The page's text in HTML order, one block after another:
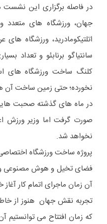
در فاصله برگزاری این
جهان، ورزشگاه های متعدد
اتلتیکومادرید، ورزشگاه
سانتیاگو برنابئو و تعداد
کلنگ ساخت ورزشگاه های
نخورده؛ حتی زمین ساخت
در ماه های گذشته صحبت
صورت گرفت اما وزیر ورزش
نخواهد شد.
پروژه ساخت ورزشگاه
فضای تخیل و هوش مصنوعی
آن زمان ماجرای اتمام کار
تجربه نقش جهان هنوز از خاطر
که زمان افتتاح می توانستیم